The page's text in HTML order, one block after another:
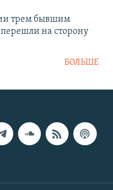
трем бывшим
на сторону
БОЛЬШЕ